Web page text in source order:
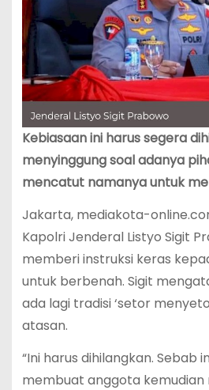
Kebiasaan ini harus segera
menyinggung soal adanya
mencatut namanya untuk
Jakarta, mediakota-
Kapolri Jenderal Listyo Sigit
memberi instruksi keras
untuk berbenah. Sigit
ada lagi tradisi ‘setor
atasan.
“Ini harus dihilangkan. Sebab
membuat anggota kemudian